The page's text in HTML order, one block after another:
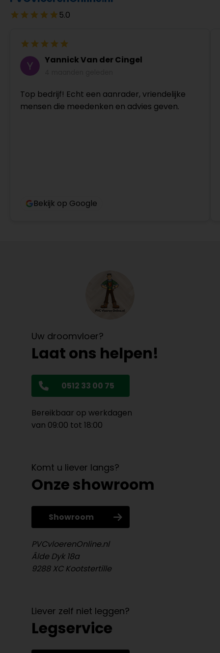
5.0
Yannick Van der Cingel
Top bedrijf! Echt een aanrader, vriendelijke
mensen die meedenken en advies geven.
Bekijk op Google
Uw droomvloer?
Laat ons helpen!
0512 33 00 75
Bereikbaar op werkdagen
van 09:00 tot 18:00
Komt u liever langs?
Onze showroom
Showroom
PVCvloerenOnline.nl
Âlde Dyk 18a
9288 XC Kootstertille
Liever zelf niet leggen?
Legservice